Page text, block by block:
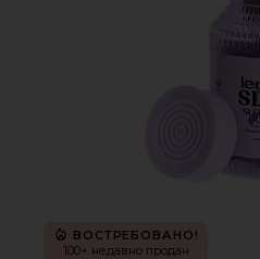
ВОСТРЕБОВАНО!
100+ недавно продан